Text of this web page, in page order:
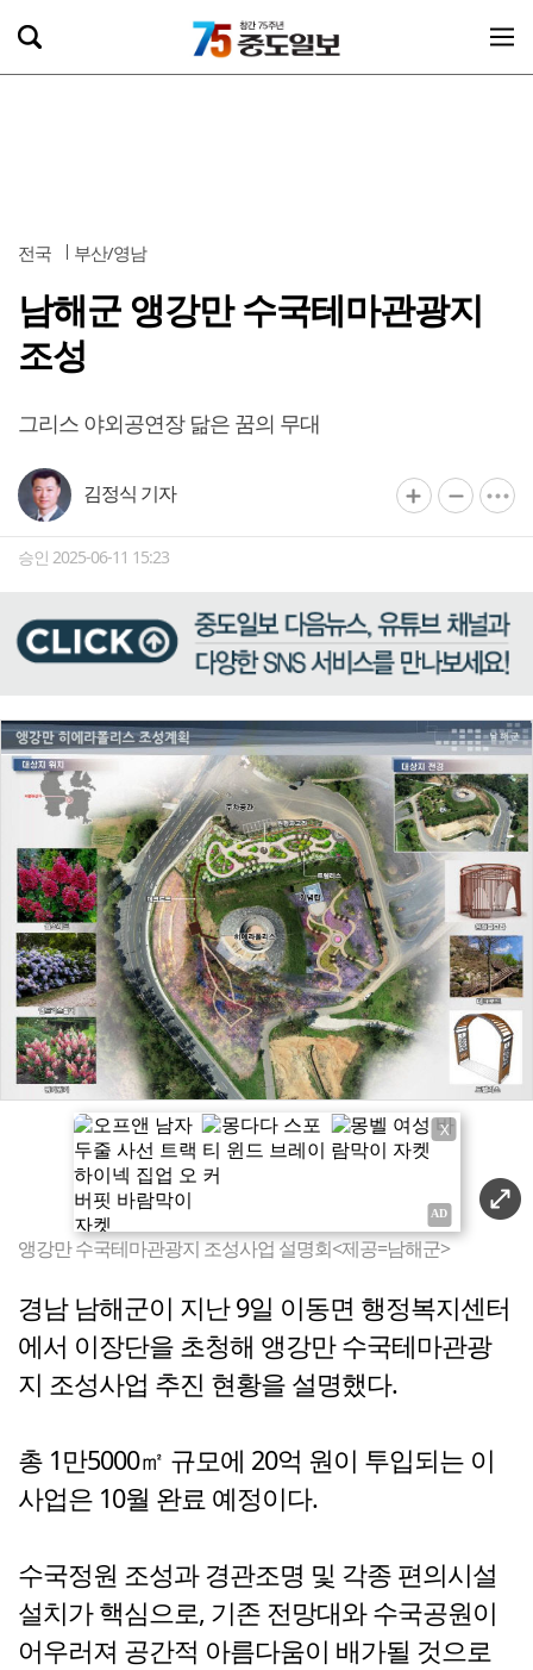
전국 부산/영남
남해군 앵강만 수국테마관광지
조성
그리스 야외공연장 닮은 꿈의 무대
김정식 기자
승인 2025-06-11 15:23
X
앵강만 수국테마관광지 조성사업 설명회<제공=남해군>
경남 남해군이 지난 9일 이동면 행정복지센터
에서 이장단을 초청해 앵강만 수국테마관광
지 조성사업 추진 현황을 설명했다.
총 1만5000㎡ 규모에 20억 원이 투입되는 이
사업은 10월 완료 예정이다.
수국정원 조성과 경관조명 및 각종 편의시설
설치가 핵심으로, 기존 전망대와 수국공원이
어우러져 공간적 아름다움이 배가될 것으로